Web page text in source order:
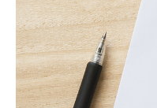
資料請求(無料)